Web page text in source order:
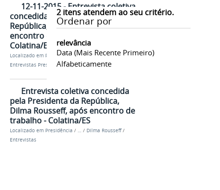
2itens atendem ao seu critério.
Ordenar por
relevância
Data (mais Recente Primeiro)
Alfabeticamente
12-11-2015 - Entrevista coletiva
concedida pela Presidenta da
República, Dilma Rousseff, após
encontro de trabalho -
Colatina/ES
Localizado em Presidência /…/Dilma Rousseff /
Entrevistas Presidenta
Entrevista coletiva concedida
pela Presidenta da República,
Dilma Rousseff, após encontro de
trabalho - Colatina/ES
Localizado em Presidência / / Dilma Rousseff /
Entrevistas